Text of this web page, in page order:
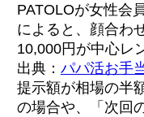
PATOLOが女性会
によると、顔合わ
10,000円が中心レ
出典： パパ活お手
提示額が相場の半
の場合や、「次回